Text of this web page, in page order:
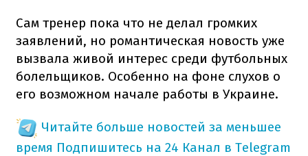
Сам тренер пока что не делал громких
заявлений, но романтическая новость уже
вызвала живой интерес среди футбольных
болельщиков. Особенно на фоне слухов о
его возможном начале работы в Украине.
Читайте больше новостей за меньшее
время Подпишитесь на 24 Канал в Telegram